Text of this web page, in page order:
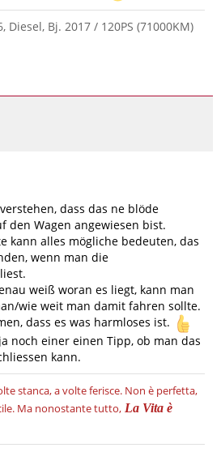
Diesel, Bj. 2017 / 120PS (71000KM)
dass das ne blöde
den Wagen angewiesen bist.
kann alles mögliche bedeuten, das
wenn man die
weiß woran es liegt, kann man
wie weit man damit fahren sollte.
dass es was harmloses ist.
noch einer einen Tipp, ob man das
kann.
stanca, a volte ferisce. Non è perfetta,
Ma nonostante tutto, La Vita è